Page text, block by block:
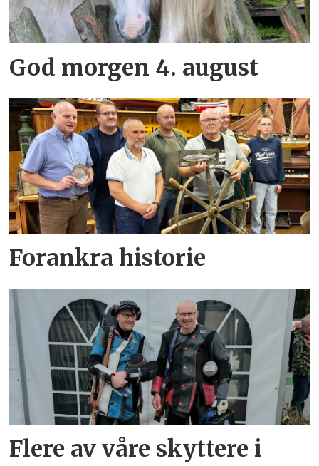
God morgen 4. august
Forankra historie
Flere av våre skyttere i